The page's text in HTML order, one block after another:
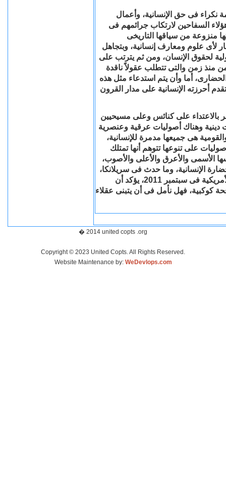
نكراء فى حق الإنسانية، وأعمال
السفاحين لارتكاب جرائمهم فى
منزوعة من سياقها التاريخى
لأى علوم ومعارف إنسانية، وبتجاهل
لحقوق الإنسان، ومن ثم يترتب على
منذ زمن والتى تتطلب عقولاً ناقدة
أما وأن يتم استدعاء مثل هذه
أحرزته الإنسانية على مدار القرون
بالاعتداء على كنائس وعلى مسيحيين
وهناك أصوليات عرقية وعنصرية
هى جميعها مدمرة للإنسانية،
على تنوعها تتوهم أنها تمتلك
الأسمى والأعرق والأعلى والأصوب،
الإنسانية، وما حدث فى سريلانكا،
وما يحدث فى دول أوروبا، وما حدث فى الولايات المتحدة الأمريكية فى سبتمبر 2011، يؤكد أن
كوكبية، فهل نأمل فى أن يتبنى عقلاء
� 2014 united copts .org
Copyright © 2023 United Copts. All Rights Reserved.
Website Maintenance by: WeDevlops.com